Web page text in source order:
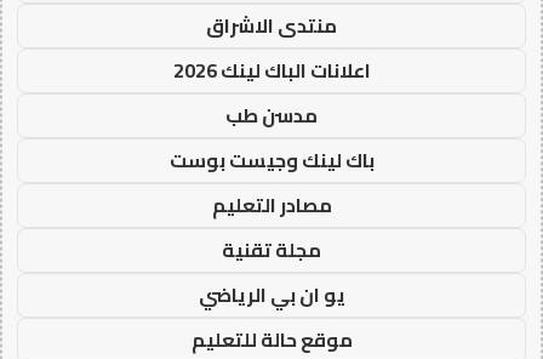
منتدى الاشراق
اعلانات الباك لينك 2026
مدسن طب
باك لينك وجيست بوست
مصادر التعليم
مجلة تقنية
يو ان بي الرياضي
موقع حالة للتعليم